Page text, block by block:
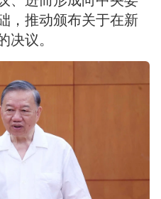
，推动颁布关于在新
议。